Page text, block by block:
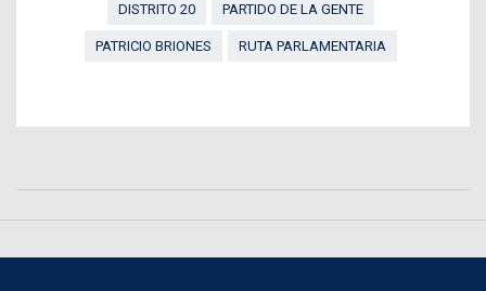
DISTRITO 20
PARTIDO DE LA GENTE
PATRICIO BRIONES RUTA PARLAMENTARIA